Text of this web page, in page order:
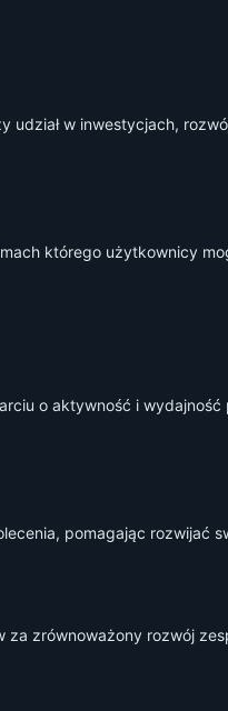
udział w inwestycjach,
którego użytkownicy
o aktywność i
pomagając rozwijać
zrównoważony rozwój